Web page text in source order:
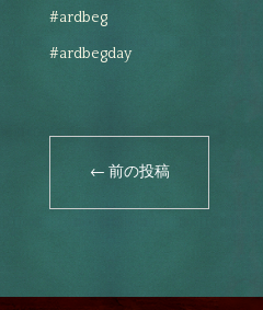
#ardbeg
#ardbegday
← 前の投稿